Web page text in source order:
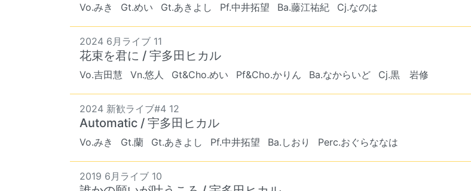
Vo.みき Gt.めい Gt.あきよし Pf.中井拓望 Ba.藤江祐紀 Cj.なのは
2024 6月ライブ 11
花束を君に / 宇多田ヒカル
Vo.吉田慧 Vn.悠人 Gt&Cho.めい Pf&Cho.かりん Ba.なからいど Cj.黒 岩修
2024 新歓ライブ#4 12
Automatic / 宇多田ヒカル
Vo.みき Gt.蘭 Gt.あきよし Pf.中井拓望 Ba.しおり Perc.おぐらななは
2019 6月ライブ 10